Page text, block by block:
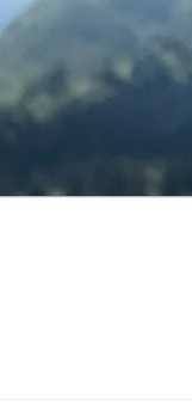
Zum
Inhalt
springen